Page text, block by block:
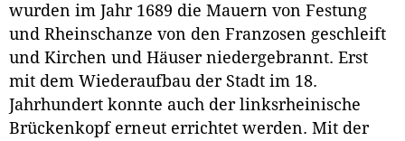
wurden im Jahr 1689 die Mauern von Festung
und Rheinschanze von den Franzosen geschleift
und Kirchen und Häuser niedergebrannt. Erst
mit dem Wiederaufbau der Stadt im 18.
Jahrhundert konnte auch der linksrheinische
Brückenkopf erneut errichtet werden. Mit der